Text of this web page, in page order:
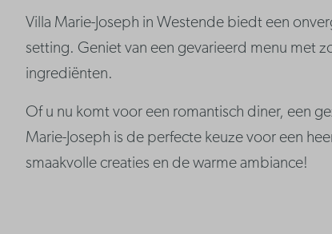
Villa Marie-Joseph in Westende biedt een
setting. Geniet van een gevarieerd menu met
ingrediënten.
Of u nu komt voor een romantisch diner, een
Marie-Joseph is de perfecte keuze voor een
smaakvolle creaties en de warme ambiance!